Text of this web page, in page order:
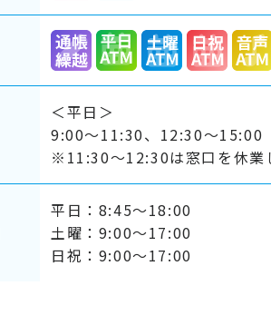
＜平日＞
9:00～11:30、12:30～15:00
※11:30～12:30は窓口を休業
平日：8:45～18:00
土曜：9:00～17:00
日祝：9:00～17:00